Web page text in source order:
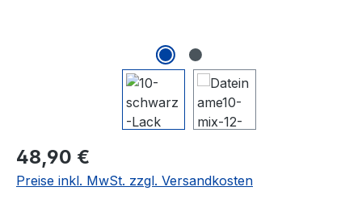
Regulärer Preis:
48,90 €
Preise inkl. MwSt. zzgl. Versandkosten